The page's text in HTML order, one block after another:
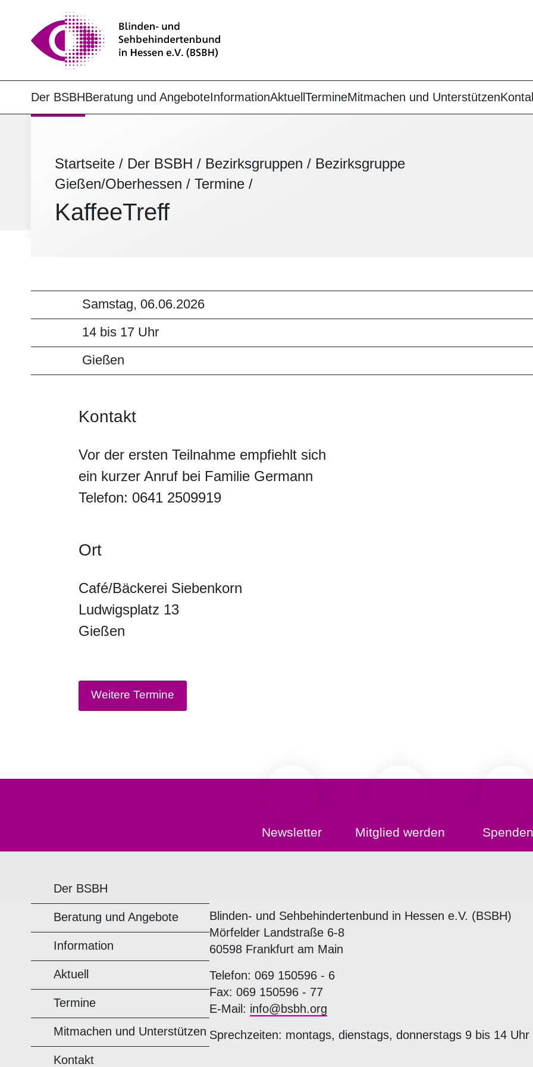
Der BSBHBeratung und AngeboteInformationAktuell TermineMitmachen und Unterstützen
Startseite / Der BSBH / Bezirksgruppen / Bezirksgruppe
Gießen/Oberhessen / Termine /
KaffeeTreff
Samstag, 06.06.2026
14 bis 17 Uhr
Gießen
Kontakt
Vor der ersten Teilnahme empfiehlt sich
ein kurzer Anruf bei Familie Germann
Telefon: 0641 2509919
Ort
Café/Bäckerei Siebenkorn
Ludwigsplatz 13
Gießen
Weitere Termine
Newsletter Mitglied werden Spenden
Der BSBH
Beratung und Angebote
Information
Aktuell
Termine
Mitmachen und Unterstützen
Kontakt
Blinden- und Sehbehindertenbund in Hessen e.V. (BSBH)
Mörfelder Landstraße 6-8
60598 Frankfurt am Main
Telefon: 069 150596 - 6
Fax: 069 150596 - 77
E-Mail: info@bsbh.org
Sprechzeiten: montags, dienstags, donnerstags 9 bis 14 Uhr